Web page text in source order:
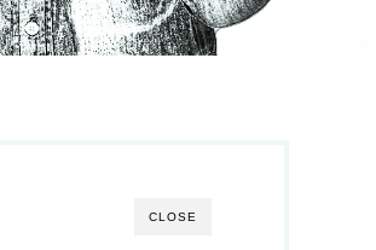
CLOSE